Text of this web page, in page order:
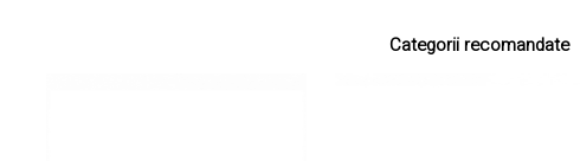
Categorii recomandate